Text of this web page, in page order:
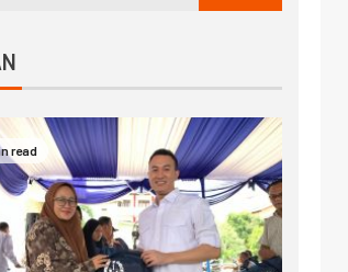
read